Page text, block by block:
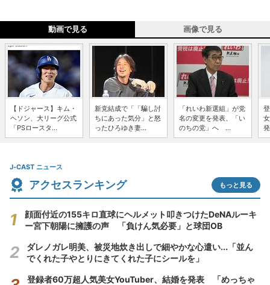
動画で見る 画像で見る
【ドジャース】キム・
ヘソン、大リーグ公式
「PSロースタ...
新党結成で「「騙し討
ちにあった気分」と怒
ったひろゆき妻...
「れいわ新選組」が党
名の変更を発表、「い
のちの党」へ ...
J-CAST ニュース
アクセスランキング もっと見る
顔面付近の155キロ直球にヘルメット叩きつけたDeNAルーキ
ー宮下朝陽に擁護の声 「負けん気必要」と球団OB
ダレノガレ明美、被災地炊き出しで細やかな心遣い...「並ん
でくれた子やとりにきてくれた子にシールを」
登録者60万超人気美女YouTuber、結婚を発表 「めっちゃ